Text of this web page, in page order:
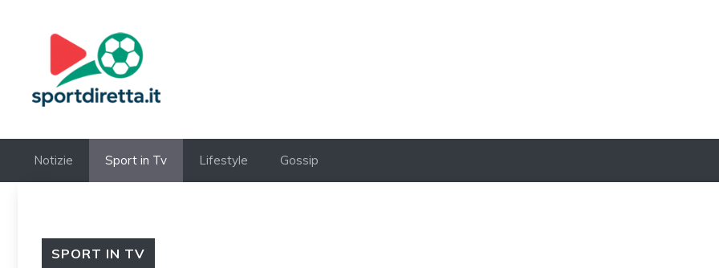
Notizie Sport in Tv Lifestyle Gossip
SPORT IN TV